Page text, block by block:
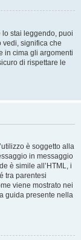
lo stai leggendo, puoi
vedi, significa che
in cima gli argomenti
di rispettare le
è soggetto alla
in messaggio
è simile all’HTML, i
tra parentesi
viene mostrato nei
guida presente nella